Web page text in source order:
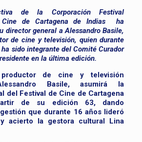
de la Corporación Festival
Cine de Cartagena de Indias ha
director general a Alessandro Basile,
de cine y televisión, quien durante
sido integrante del Comité Curador
en la última edición.
de cine y televisión
Basile, asumirá la
del Festival de Cine de Cartagena
de su edición 63, dando
que durante 16 años lideró
acierto la gestora cultural Lina